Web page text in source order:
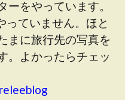
ーをやっています。
っていません。ほと
まに旅行先の写真を
。よかったらチェッ